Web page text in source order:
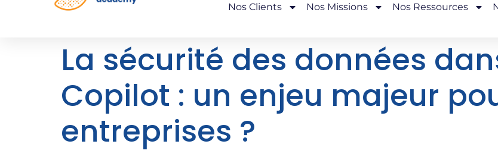
Nos Clients Nos Missions Nos Ressources
La sécurité des données
Copilot : un enjeu majeur
entreprises ?